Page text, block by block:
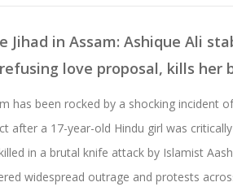
Jihad in Assam: Ashique Ali
love proposal, kills her
has been rocked by a shocking incident
after a 17-year-old Hindu girl was
in a brutal knife attack by Islamist
widespread outrage and protests